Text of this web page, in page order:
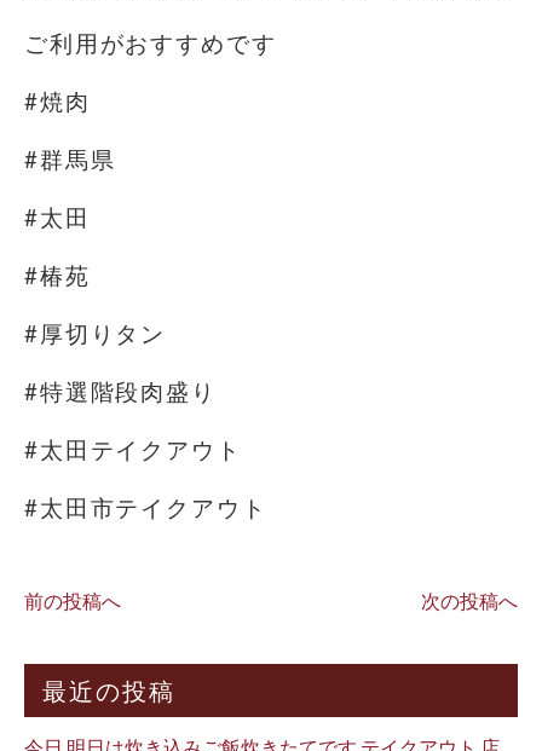
ご利用がおすすめです
#焼肉
#群馬県
#太田
#椿苑
#厚切りタン
#特選階段肉盛り
#太田テイクアウト
#太田市テイクアウト
前の投稿へ 次の投稿へ
最近の投稿